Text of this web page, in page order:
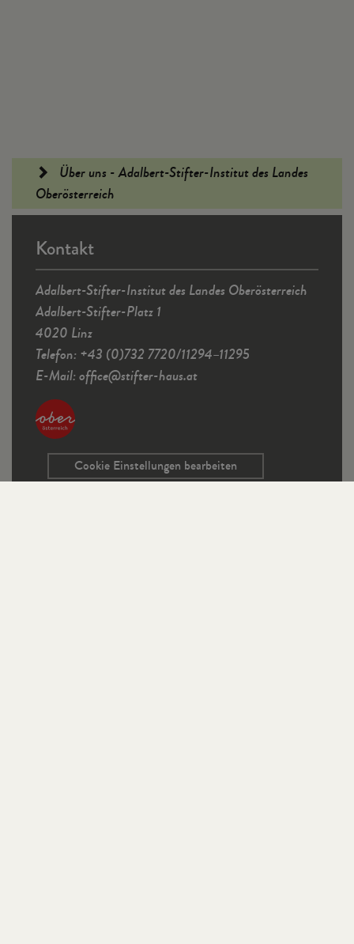
Fußleiste
Über uns - Adalbert-Stifter-Institut des Landes
Oberösterreich
Kontakt
Adalbert-Stifter-Institut des Landes Oberösterreich
Adalbert-Stifter-Platz 1
4020 Linz
Telefon: +43 (0)732 7720/11294–11295
E-Mail:office@stifter-haus.at
Cookie Einstellungen bearbeiten